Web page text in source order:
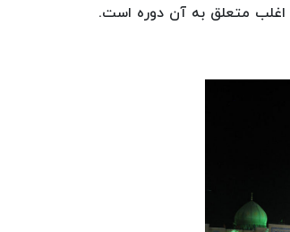
اغلب متعلق به آن دوره است.